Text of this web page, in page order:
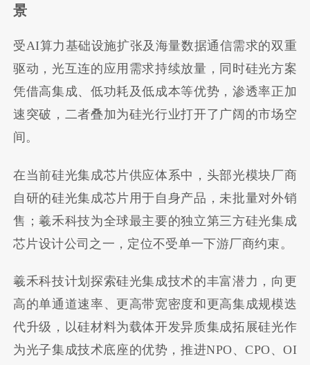
景
受AI算力基础设施扩张及海量数据通信需求的双重
驱动，光互连的应用需求持续放量，同时硅光方案
凭借高集成、低功耗及低成本等优势，渗透率正加
速突破，二者叠加为硅光行业打开了广阔的市场空
间。
在当前硅光集成芯片供应体系中，头部光模块厂商
自研的硅光集成芯片用于自身产品，未批量对外销
售；羲禾科技为全球最主要的独立第三方硅光集成
芯片设计公司之一，定位不受单一下游厂商约束。
羲禾科技计划探索硅光集成技术的丰富潜力，向更
高的单通道速率、更高带宽密度和更高集成规模迭
代升级，以硅材料为载体开发异质集成拓展硅光作
为光子集成技术底座的优势，推进NPO、CPO、OI